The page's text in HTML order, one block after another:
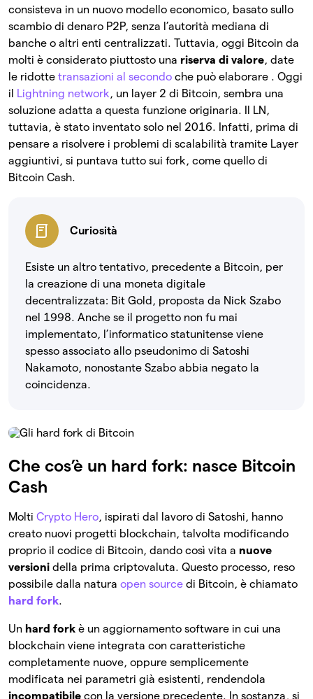
consisteva in un nuovo modello economico, basato sullo
scambio di denaro P2P, senza l’autorità mediana di
banche o altri enti centralizzati. Tuttavia, oggi Bitcoin da
molti è considerato piuttosto una riserva di valore, date
le ridotte transazioni al secondo che può elaborare . Oggi
il
Lightning network, un layer 2 di Bitcoin, sembra una
soluzione adatta a questa funzione originaria. Il LN,
tuttavia, è stato inventato solo nel 2016. Infatti, prima di
pensare a risolvere i problemi di scalabilità tramite Layer
aggiuntivi, si puntava tutto sui fork, come quello di
Bitcoin Cash.
Curiosità
Esiste un altro tentativo, precedente a Bitcoin, per
la creazione di una moneta digitale
decentralizzata: Bit Gold, proposta da Nick Szabo
nel 1998. Anche se il progetto non fu mai
implementato, l’informatico statunitense viene
spesso associato allo pseudonimo di Satoshi
Nakamoto, nonostante Szabo abbia negato la
coincidenza.
Che cos’è un hard fork: nasce Bitcoin
Cash
Molti Crypto Hero, ispirati dal lavoro di Satoshi, hanno
creato nuovi progetti blockchain, talvolta modificando
proprio il codice di Bitcoin, dando così vita a nuove
versioni della prima criptovaluta. Questo processo, reso
possibile dalla natura open source di Bitcoin, è chiamato
hard fork.
Un hard fork è un aggiornamento software in cui una
blockchain viene integrata con caratteristiche
completamente nuove, oppure semplicemente
modificata nei parametri già esistenti, rendendola
incompatibile con la versione precedente. In sostanza, si